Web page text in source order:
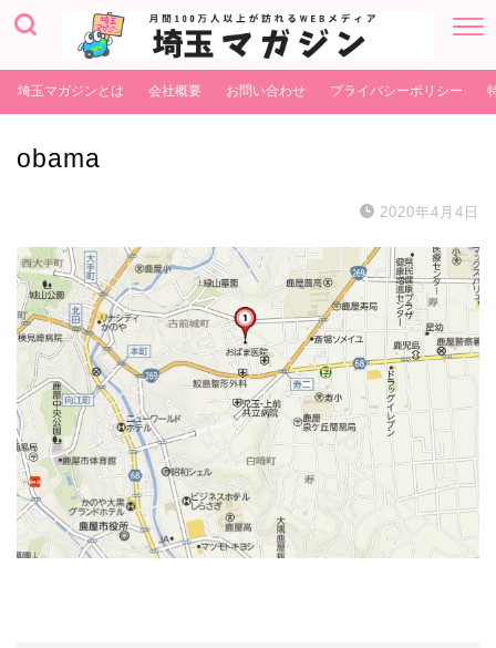
埼玉マガジンとは 会社概要 お問い合わせ プライバシーポリシー
obama
2020年4月4日